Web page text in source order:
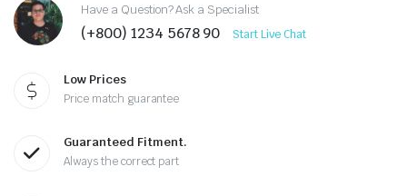
Have a Question? Ask a Specialist
(+800) 1234 5678 90 Start Live Chat
Low Prices
Price match guarantee
Guaranteed Fitment.
Always the correct part